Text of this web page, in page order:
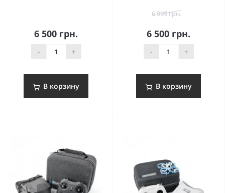
6 500 грн.
- +
В корзину
6 999 грн.
6 500 грн.
- +
В корзину